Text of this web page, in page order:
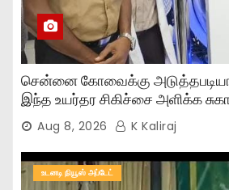
சென்னை கோவைக்கு
இந்த உயர்தர சிகிச்சை அளிக்க
Aug 8, 2026 K Kaliraj
உடனடி நியூஸ் அப்டேட்